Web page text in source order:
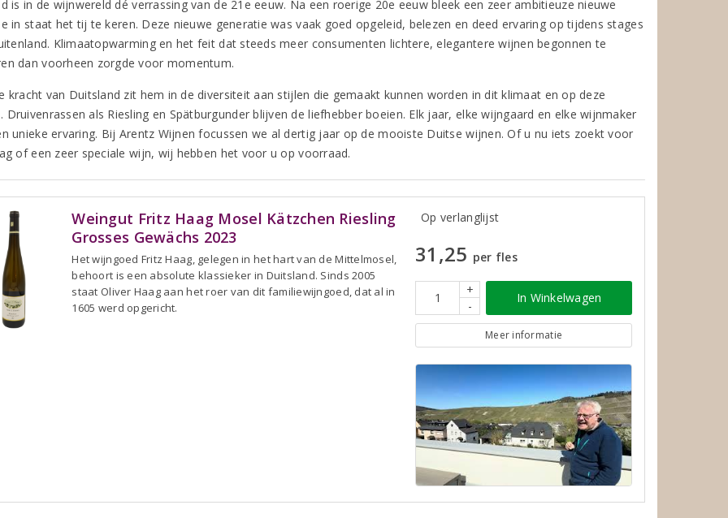
is in de wijnwereld dé verrassing van de 21e eeuw. Na een roerige 20e eeuw bleek een zeer ambitieuze nieuwe
in staat het tij te keren. Deze nieuwe generatie was vaak goed opgeleid, belezen en deed ervaring op tijdens stages
Klimaatopwarming en het feit dat steeds meer consumenten lichtere, elegantere wijnen begonnen te
dan voorheen zorgde voor momentum.
kracht van Duitsland zit hem in de diversiteit aan stijlen die gemaakt kunnen worden in dit klimaat en op deze
Druivenrassen als Riesling en Spätburgunder blijven de liefhebber boeien. Elk jaar, elke wijngaard en elke wijnmaker
unieke ervaring. Bij Arentz Wijnen focussen we al dertig jaar op de mooiste Duitse wijnen. Of u nu iets zoekt voor
of een zeer speciale wijn, wij hebben het voor u op voorraad.
Weingut Fritz Haag Mosel Kätzchen Riesling
Grosses Gewächs 2023
Het wijngoed Fritz Haag, gelegen in het hart van de Mittelmosel,
behoort is een absolute klassieker in Duitsland. Sinds 2005
staat Oliver Haag aan het roer van dit familiewijngoed, dat al in
1605 werd opgericht.
Op verlanglijst
31,25 per fles
+
-
In Winkelwagen
Meer informatie